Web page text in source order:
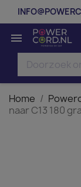

Home
naar C13 180